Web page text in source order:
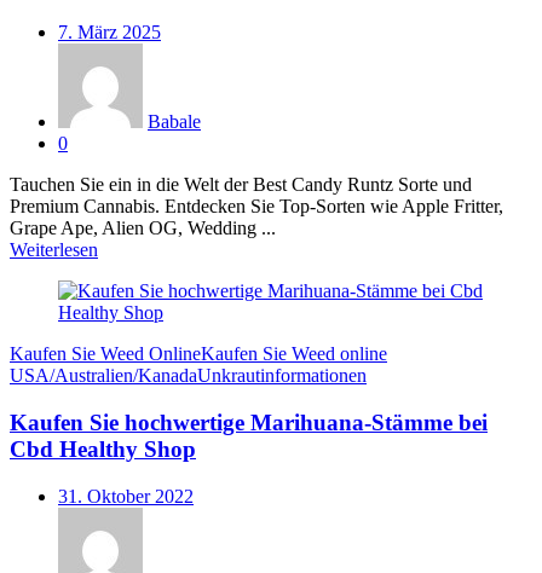
Veröffentlicht
7. März 2025
Babale
0
Tauchen Sie ein in die Welt der Best Candy Runtz Sorte und
Premium Cannabis. Entdecken Sie Top-Sorten wie Apple Fritter,
Grape Ape, Alien OG, Wedding ...
Weiterlesen
Kaufen Sie Weed OnlineKaufen Sie Weed online
USA/Australien/KanadaUnkrautinformationen
Kaufen Sie hochwertige Marihuana-Stämme bei
Cbd Healthy Shop
Veröffentlicht
31. Oktober 2022